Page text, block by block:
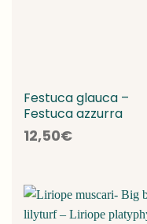
Festuca glauca –
Festuca azzurra
12,50€